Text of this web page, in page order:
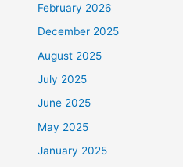
February 2026
December 2025
August 2025
July 2025
June 2025
May 2025
January 2025